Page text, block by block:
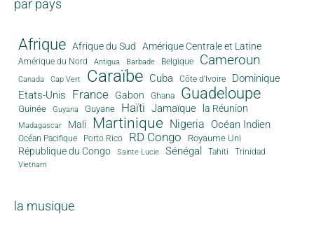
par pays
Afrique Afrique du Sud Amérique Centrale et Latine
Amérique du Nord Antigua Barbade Belgique Cameroun
Canada Cap Vert Caraïbe Cuba Côte d'Ivoire
Dominique
Etats-Unis
France Gabon Ghana Guadeloupe
Guinée Guyana Guyane Haïti Jamaïque la Réunion
Madagascar Mali Martinique Nigeria Océan Indien
Océan Pacifique Porto Rico RD Congo Royaume Uni
République du Congo Sainte Lucie Sénégal Tahiti Trinidad
Vietnam
la musique